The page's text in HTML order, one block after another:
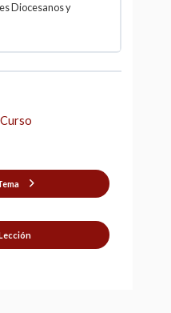
Diocesanos y